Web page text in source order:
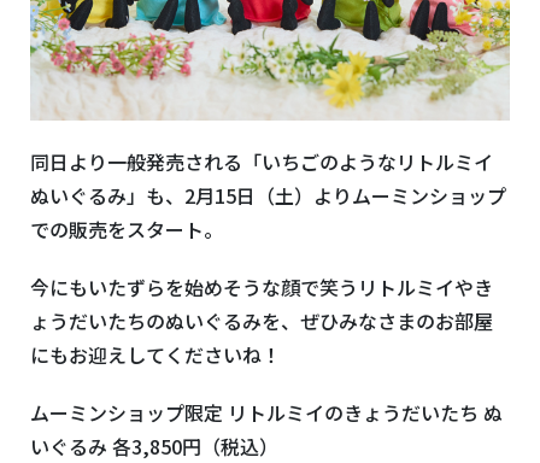
同日より一般発売される「いちごのようなリトルミイ
ぬいぐるみ」も、2月15日（土）よりムーミンショップ
での販売をスタート。
今にもいたずらを始めそうな顔で笑うリトルミイやき
ょうだいたちのぬいぐるみを、ぜひみなさまのお部屋
にもお迎えしてくださいね！
ムーミンショップ限定 リトルミイのきょうだいたち ぬ
いぐるみ 各3,850円（税込）